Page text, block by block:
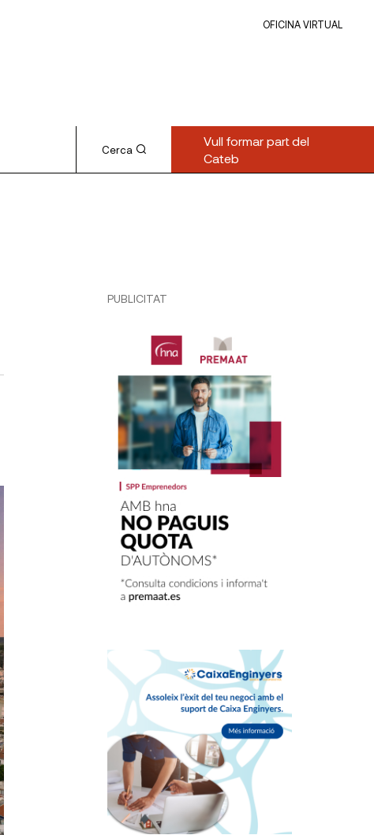
OFICINA VIRTUAL
Cerca
Vull formar part del
Cateb
PUBLICITAT